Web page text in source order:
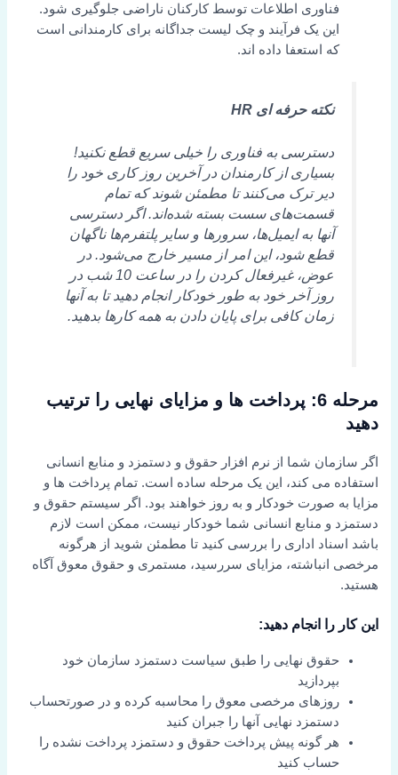
فناوری اطلاعات توسط کارکنان ناراضی جلوگیری شود.
این یک فرآیند و چک لیست جداگانه برای کارمندانی است
که استعفا داده اند.
نکته حرفه ای HR
دسترسی به فناوری را خیلی سریع قطع نکنید!
بسیاری از کارمندان در آخرین روز کاری خود را
دیر ترک می‌کنند تا مطمئن شوند که تمام
قسمت‌های سست بسته شده‌اند. اگر دسترسی
آنها به ایمیل‌ها، سرورها و سایر پلتفرم‌ها ناگهان
قطع شود، این امر از مسیر خارج می‌شود. در
عوض، غیرفعال کردن را در ساعت 10 شب در
روز آخر خود به طور خودکار انجام دهید تا به آنها
زمان کافی برای پایان دادن به همه کارها بدهید.
مرحله 6: پرداخت ها و مزایای نهایی را ترتیب
دهید
اگر سازمان شما از نرم افزار حقوق و دستمزد و منابع انسانی
استفاده می کند، این یک مرحله ساده است. تمام پرداخت ها و
مزایا به صورت خودکار و به روز خواهند بود. اگر سیستم حقوق و
دستمزد و منابع انسانی شما خودکار نیست، ممکن است لازم
باشد اسناد اداری را بررسی کنید تا مطمئن شوید از هرگونه
مرخصی انباشته، مزایای سررسید، مستمری و حقوق معوق آگاه
هستید.
این کار را انجام دهید:
حقوق نهایی را طبق سیاست دستمزد سازمان خود
بپردازید
روزهای مرخصی معوق را محاسبه کرده و در صورتحساب
دستمزد نهایی آنها را جبران کنید
هر گونه پیش پرداخت حقوق و دستمزد پرداخت نشده را
حساب کنید